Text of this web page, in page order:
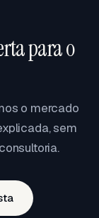
para o
o mercado
sem